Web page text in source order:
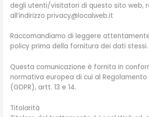
degli utenti/visitatori di questo sito web,
all’indirizzo privacy@localweb.it
Raccomandiamo di leggere
policy prima della fornitura dei dati stessi.
Questa comunicazione è fornita in
normativa europea di cui al Regolamento
(GDPR), artt. 13 e 14.
Titolarità